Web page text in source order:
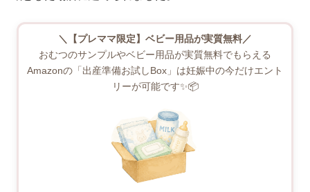
＼【プレママ限定】ベビー用品が実質無料／
おむつのサンプルやベビー用品が実質無料でもらえる
Amazonの「出産準備お試しBox」は妊娠中の今だけエント
リーが可能です✨📦